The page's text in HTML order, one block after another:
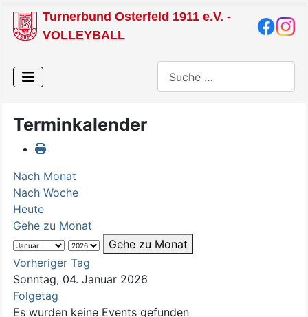
Turnerbund Osterfeld 1911 e.V. -
VOLLEYBALL
Terminkalender
Nach Monat
Nach Woche
Heute
Gehe zu Monat
Gehe zu Monat
Vorheriger Tag
Sonntag, 04. Januar 2026
Folgetag
Es wurden keine Events gefunden